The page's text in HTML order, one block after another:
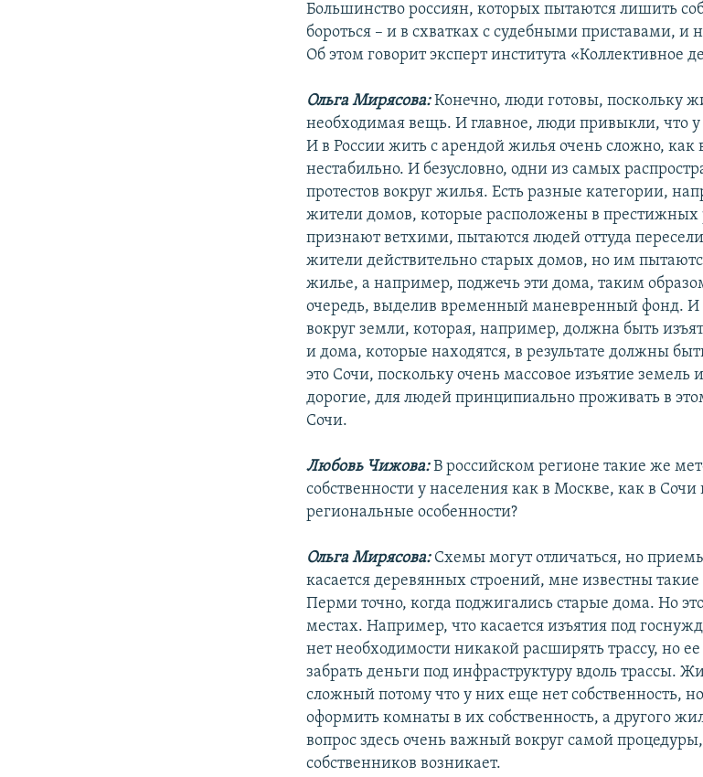
Большинство россиян, которых пытаются лишить
бороться – и в схватках с судебными приставами, и
Об этом говорит эксперт института «Коллективное
Ольга Мирясова:Конечно, люди готовы, поскольку
необходимая вещь. И главное, люди привыкли, что у
И в России жить с арендой жилья очень сложно, как
нестабильно. И безусловно, одни из самых
протестов вокруг жилья. Есть разные категории,
жители домов, которые расположены в
признают ветхими, пытаются людей оттуда
жители действительно старых домов, но им
жилье, а например, поджечь эти дома, таким
очередь, выделив временный маневренный фонд. И
вокруг земли, которая, например, должна быть
и дома, которые находятся, в результате должны
это Сочи, поскольку очень массовое изъятие земель
дорогие, для людей принципиально проживать в
Сочи.
Любовь Чижова:В российском регионе такие же
собственности у населения как в Москве, как в Сочи
региональные особенности?
Ольга Мирясова: Схемы могут отличаться, но
касается деревянных строений, мне известны
Перми точно, когда поджигались старые дома. Но
местах. Например, что касается изъятия под
нет необходимости никакой расширять трассу, но
забрать деньги под инфраструктуру вдоль трассы.
сложный потому что у них еще нет собственность,
оформить комнаты в их собственность, а другого
вопрос здесь очень важный вокруг самой
собственников возникает.